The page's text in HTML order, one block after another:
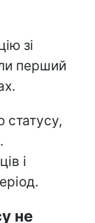
зі
перший
статусу,
і
не